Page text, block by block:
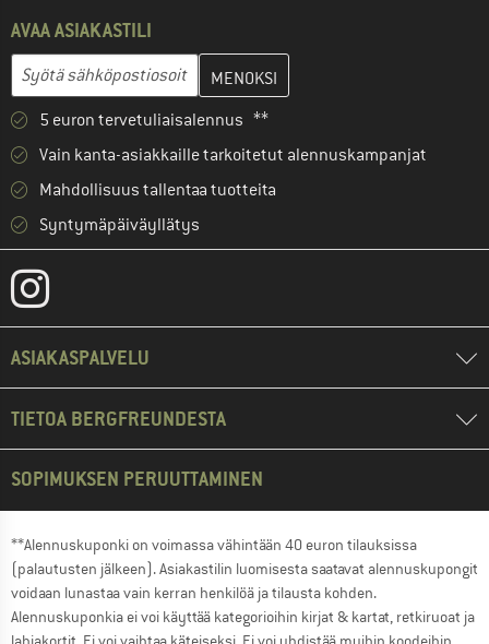
AVAA ASIAKASTILI
Sähköpostiosoite
Anna sähköpostiosoitteesi ja luo seuraavassa vaiheessa
5 euron tervetuliaisalennus **
Vain kanta-asiakkaille tarkoitetut alennuskampanjat
Mahdollisuus tallentaa tuotteita
Syntymäpäiväyllätys
ASIAKASPALVELU
TIETOA BERGFREUNDESTA
SOPIMUKSEN PERUUTTAMINEN
**Alennuskuponki on voimassa vähintään 40 euron tilauksissa
(palautusten jälkeen). Asiakastilin luomisesta saatavat alennuskupongit
voidaan lunastaa vain kerran henkilöä ja tilausta kohden.
Alennuskuponkia ei voi käyttää kategorioihin kirjat & kartat, retkiruoat ja